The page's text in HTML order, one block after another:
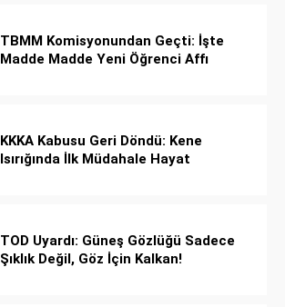
TBMM Komisyonundan Geçti: İşte
Madde Madde Yeni Öğrenci Affı
KKKA Kabusu Geri Döndü: Kene
Isırığında İlk Müdahale Hayat
TOD Uyardı: Güneş Gözlüğü Sadece
Şıklık Değil, Göz İçin Kalkan!